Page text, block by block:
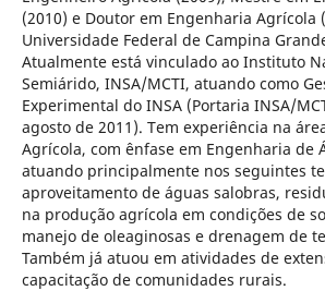
(2010) e Doutor em Engenharia Agrícola
Universidade Federal de Campina
Atualmente está vinculado ao Instituto
Semiárido, INSA/MCTI, atuando como
Experimental do INSA (Portaria INSA/
agosto de 2011). Tem experiência na
Agrícola, com ênfase em Engenharia de
atuando principalmente nos seguintes
aproveitamento de águas salobras,
na produção agrícola em condições de
manejo de oleaginosas e drenagem de
Também já atuou em atividades de
capacitação de comunidades rurais.